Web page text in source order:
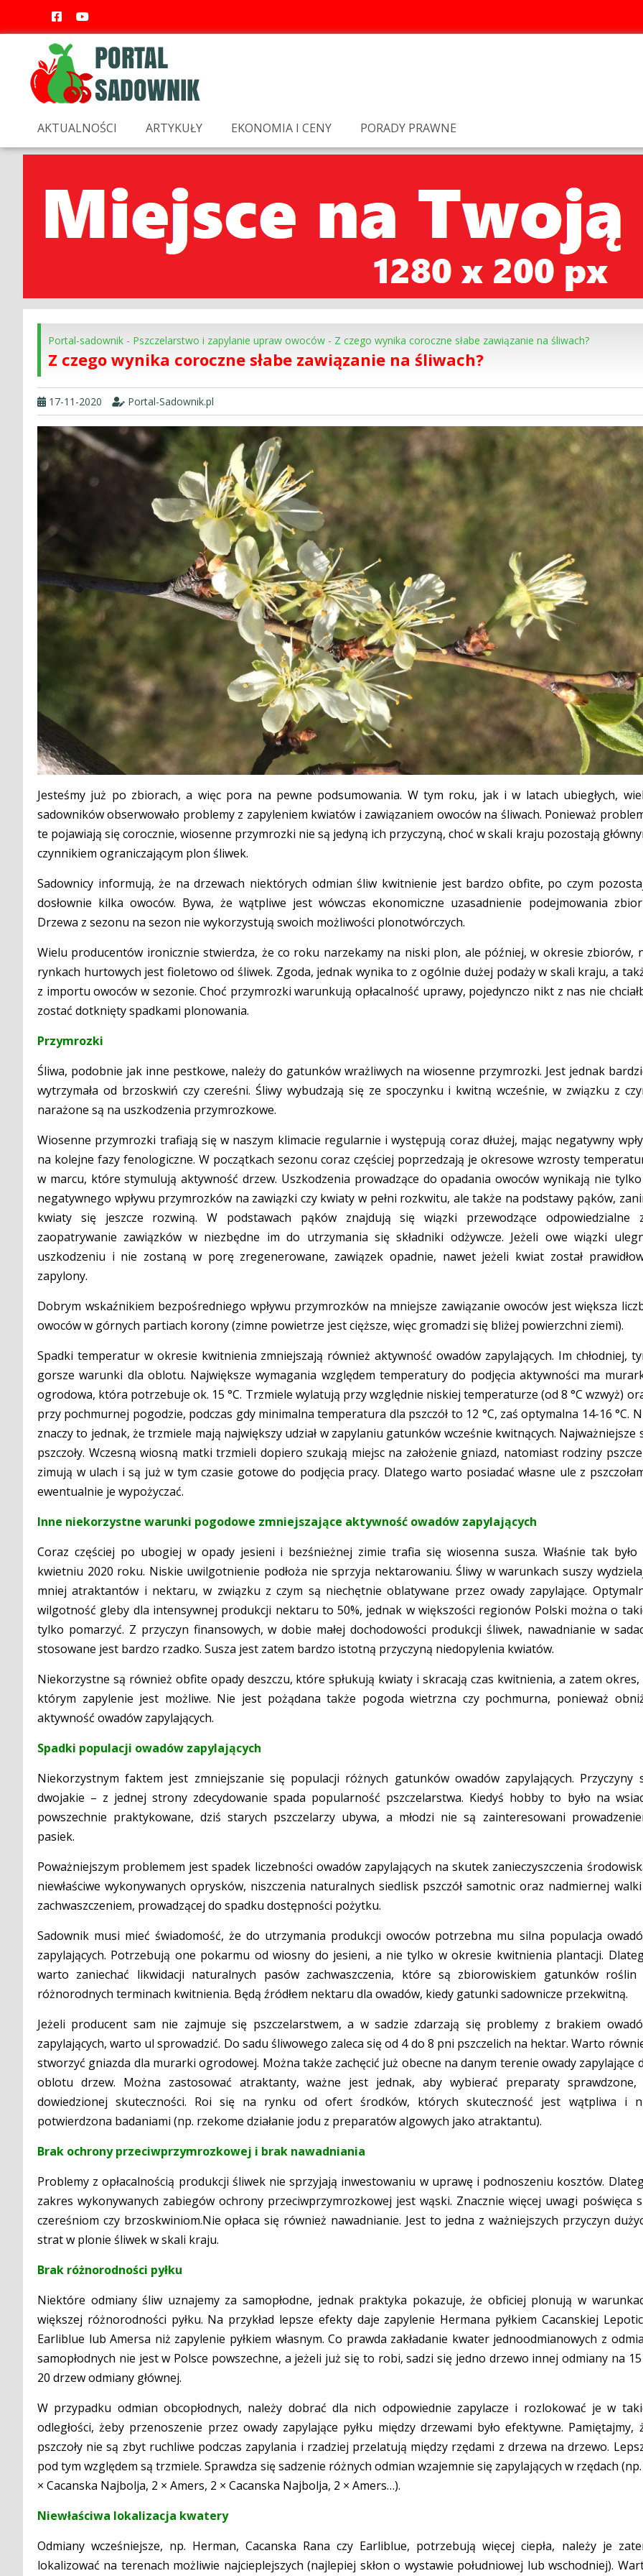
AKTUALNOŚCI ARTYKUŁY EKONOMIA I CENY PORADY PRAWNE
Portal-sadownik - Pszczelarstwo i zapylanie upraw owoców - Z czego wynika coroczne słabe zawiązanie na śliwach?
Z czego wynika coroczne słabe zawiązanie na śliwach?
17-11-2020 Portal-Sadownik.pl
Jesteśmy już po zbiorach, a więc pora na pewne podsumowania. W tym roku, jak i w latach ubiegłych,
sadowników obserwowało problemy z zapyleniem kwiatów i zawiązaniem owoców na śliwach. Ponieważ
te pojawiają się corocznie, wiosenne przymrozki nie są jedyną ich przyczyną, choć w skali kraju pozostają
czynnikiem ograniczającym plon śliwek.
Sadownicy informują, że na drzewach niektórych odmian śliw kwitnienie jest bardzo obfite, po czym
dosłownie kilka owoców. Bywa, że wątpliwe jest wówczas ekonomiczne uzasadnienie podejmowania
Drzewa z sezonu na sezon nie wykorzystują swoich możliwości plonotwórczych.
Wielu producentów ironicznie stwierdza, że co roku narzekamy na niski plon, ale później, w okresie zbiorów,
rynkach hurtowych jest fioletowo od śliwek. Zgoda, jednak wynika to z ogólnie dużej podaży w skali kraju, a
z importu owoców w sezonie. Choć przymrozki warunkują opłacalność uprawy, pojedynczo nikt z nas nie
zostać dotknięty spadkami plonowania.
Przymrozki
Śliwa, podobnie jak inne pestkowe, należy do gatunków wrażliwych na wiosenne przymrozki. Jest jednak
wytrzymała od brzoskwiń czy czereśni. Śliwy wybudzają się ze spoczynku i kwitną wcześnie, w związku z
narażone są na uszkodzenia przymrozkowe.
Wiosenne przymrozki trafiają się w naszym klimacie regularnie i występują coraz dłużej, mając negatywny
na kolejne fazy fenologiczne. W początkach sezonu coraz częściej poprzedzają je okresowe wzrosty
w marcu, które stymulują aktywność drzew. Uszkodzenia prowadzące do opadania owoców wynikają nie
negatywnego wpływu przymrozków na zawiązki czy kwiaty w pełni rozkwitu, ale także na podstawy pąków,
kwiaty się jeszcze rozwiną. W podstawach pąków znajdują się wiązki przewodzące odpowiedzialne
zaopatrywanie zawiązków w niezbędne im do utrzymania się składniki odżywcze. Jeżeli owe wiązki
uszkodzeniu i nie zostaną w porę zregenerowane, zawiązek opadnie, nawet jeżeli kwiat został
zapylony.
Dobrym wskaźnikiem bezpośredniego wpływu przymrozków na mniejsze zawiązanie owoców jest większa
owoców w górnych partiach korony (zimne powietrze jest cięższe, więc gromadzi się bliżej powierzchni ziemi).
Spadki temperatur w okresie kwitnienia zmniejszają również aktywność owadów zapylających. Im chłodniej,
gorsze warunki dla oblotu. Największe wymagania względem temperatury do podjęcia aktywności ma
ogrodowa, która potrzebuje ok. 15 °C. Trzmiele wylatują przy względnie niskiej temperaturze (od 8 °C wzwyż)
przy pochmurnej pogodzie, podczas gdy minimalna temperatura dla pszczół to 12 °C, zaś optymalna 14-16 °C.
znaczy to jednak, że trzmiele mają największy udział w zapylaniu gatunków wcześnie kwitnących. Najważniejsze
pszczoły. Wczesną wiosną matki trzmieli dopiero szukają miejsc na założenie gniazd, natomiast rodziny
zimują w ulach i są już w tym czasie gotowe do podjęcia pracy. Dlatego warto posiadać własne ule z
ewentualnie je wypożyczać.
Inne niekorzystne warunki pogodowe zmniejszające aktywność owadów zapylających
Coraz częściej po ubogiej w opady jesieni i bezśnieżnej zimie trafia się wiosenna susza. Właśnie tak było
kwietniu 2020 roku. Niskie uwilgotnienie podłoża nie sprzyja nektarowaniu. Śliwy w warunkach suszy
mniej atraktantów i nektaru, w związku z czym są niechętnie oblatywane przez owady zapylające.
wilgotność gleby dla intensywnej produkcji nektaru to 50%, jednak w większości regionów Polski można o
tylko pomarzyć. Z przyczyn finansowych, w dobie małej dochodowości produkcji śliwek, nawadnianie w
stosowane jest bardzo rzadko. Susza jest zatem bardzo istotną przyczyną niedopylenia kwiatów.
Niekorzystne są również obfite opady deszczu, które spłukują kwiaty i skracają czas kwitnienia, a zatem okres,
którym zapylenie jest możliwe. Nie jest pożądana także pogoda wietrzna czy pochmurna, ponieważ
aktywność owadów zapylających.
Spadki populacji owadów zapylających
Niekorzystnym faktem jest zmniejszanie się populacji różnych gatunków owadów zapylających. Przyczyny
dwojakie – z jednej strony zdecydowanie spada popularność pszczelarstwa. Kiedyś hobby to było na
powszechnie praktykowane, dziś starych pszczelarzy ubywa, a młodzi nie są zainteresowani
pasiek.
Poważniejszym problemem jest spadek liczebności owadów zapylających na skutek zanieczyszczenia
niewłaściwe wykonywanych oprysków, niszczenia naturalnych siedlisk pszczół samotnic oraz nadmiernej
zachwaszczeniem, prowadzącej do spadku dostępności pożytku.
Sadownik musi mieć świadomość, że do utrzymania produkcji owoców potrzebna mu silna populacja
zapylających. Potrzebują one pokarmu od wiosny do jesieni, a nie tylko w okresie kwitnienia plantacji.
warto zaniechać likwidacji naturalnych pasów zachwaszczenia, które są zbiorowiskiem gatunków roślin
różnorodnych terminach kwitnienia. Będą źródłem nektaru dla owadów, kiedy gatunki sadownicze przekwitną.
Jeżeli producent sam nie zajmuje się pszczelarstwem, a w sadzie zdarzają się problemy z brakiem
zapylających, warto ul sprowadzić. Do sadu śliwowego zaleca się od 4 do 8 pni pszczelich na hektar. Warto
stworzyć gniazda dla murarki ogrodowej. Można także zachęcić już obecne na danym terenie owady zapylające
oblotu drzew. Można zastosować atraktanty, ważne jest jednak, aby wybierać preparaty sprawdzone,
dowiedzionej skuteczności. Roi się na rynku od ofert środków, których skuteczność jest wątpliwa i
potwierdzona badaniami (np. rzekome działanie jodu z preparatów algowych jako atraktantu).
Brak ochrony przeciwprzymrozkowej i brak nawadniania
Problemy z opłacalnością produkcji śliwek nie sprzyjają inwestowaniu w uprawę i podnoszeniu kosztów.
zakres wykonywanych zabiegów ochrony przeciwprzymrozkowej jest wąski. Znacznie więcej uwagi poświęca
czereśniom czy brzoskwiniom.Nie opłaca się również nawadnianie. Jest to jedna z ważniejszych przyczyn
strat w plonie śliwek w skali kraju.
Brak różnorodności pyłku
Niektóre odmiany śliw uznajemy za samopłodne, jednak praktyka pokazuje, że obficiej plonują w
większej różnorodności pyłku. Na przykład lepsze efekty daje zapylenie Hermana pyłkiem Cacanskiej
Earliblue lub Amersa niż zapylenie pyłkiem własnym. Co prawda zakładanie kwater jednoodmianowych z
samopłodnych nie jest w Polsce powszechne, a jeżeli już się to robi, sadzi się jedno drzewo innej odmiany na
20 drzew odmiany głównej.
W przypadku odmian obcopłodnych, należy dobrać dla nich odpowiednie zapylacze i rozlokować je w
odległości, żeby przenoszenie przez owady zapylające pyłku między drzewami było efektywne. Pamiętajmy,
pszczoły nie są zbyt ruchliwe podczas zapylania i rzadziej przelatują między rzędami z drzewa na drzewo.
pod tym względem są trzmiele. Sprawdza się sadzenie różnych odmian wzajemnie się zapylających w rzędach
× Cacanska Najbolja, 2 × Amers, 2 × Cacanska Najbolja, 2 × Amers…).
Niewłaściwa lokalizacja kwatery
Odmiany wcześniejsze, np. Herman, Cacanska Rana czy Earliblue, potrzebują więcej ciepła, należy je
lokalizować na terenach możliwie najcieplejszych (najlepiej skłon o wystawie południowej lub wschodniej).